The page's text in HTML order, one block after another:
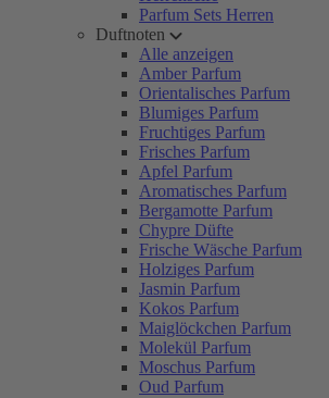
Parfum Sets Herren
Duftnoten
Alle anzeigen
Amber Parfum
Orientalisches Parfum
Blumiges Parfum
Fruchtiges Parfum
Frisches Parfum
Apfel Parfum
Aromatisches Parfum
Bergamotte Parfum
Chypre Düfte
Frische Wäsche Parfum
Holziges Parfum
Jasmin Parfum
Kokos Parfum
Maiglöckchen Parfum
Molekül Parfum
Moschus Parfum
Oud Parfum